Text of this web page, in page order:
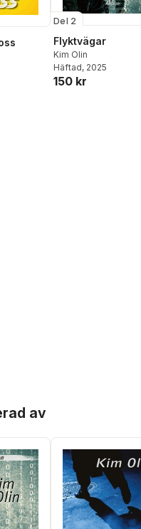
Del 2
Flyktvägar
Kim Olin
Häftad, 2025
150 kr
av